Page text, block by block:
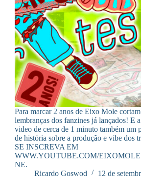
Para marcar 2 anos de Eixo Mole
lembranças dos fanzines já lançados! E
video de cerca de 1 minuto também um
de história sobre a produção e vibe dos
SE INSCREVA EM
WWW.YOUTUBE.COM/
NE.
Ricardo Goswod
12 de